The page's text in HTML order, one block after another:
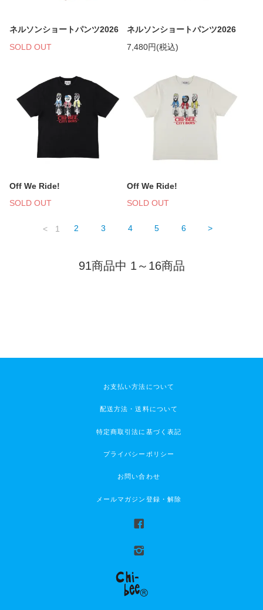
ネルソンショートパンツ2026
SOLD OUT
ネルソンショートパンツ2026
7,480円(税込)
Off We Ride!
SOLD OUT
Off We Ride!
SOLD OUT
< 1 2 3 4 5 6 >
91商品中 1～16商品
お支払い方法について
配送方法・送料について
特定商取引法に基づく表記
プライバシーポリシー
お問い合わせ
メールマガジン登録・解除